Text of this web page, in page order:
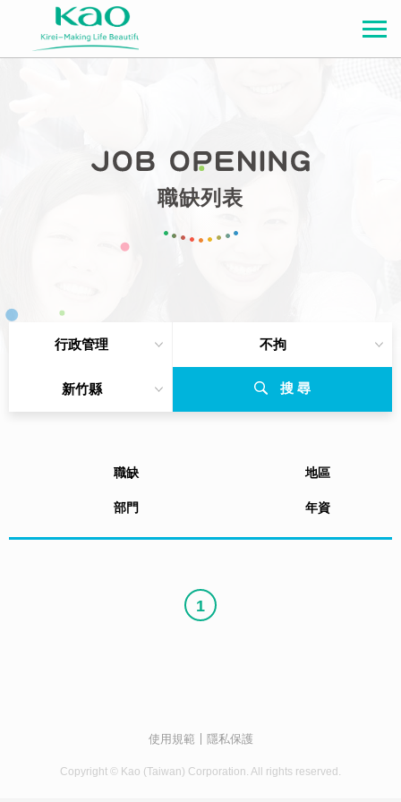
職缺列表
行政管理 不拘
新竹縣 搜 尋
職缺 地區
部門 年資
1
使用規範 隱私保護
Copyright © Kao (Taiwan) Corporation. All rights reserved.